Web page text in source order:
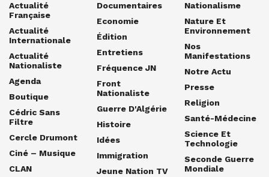
Actualité
Française
Actualité
Internationale
Actualité
Nationaliste
Agenda
Boutique
Cédric Sans
Filtre
Cercle Drumont
Ciné – Musique
CLAN
Documentaires
Economie
Édition
Entretiens
Fréquence JN
Front
Nationaliste
Guerre D'Algérie
Histoire
Idées
Immigration
Jeune Nation TV
Nationalisme
Nature Et
Environnement
Nos
Manifestations
Notre Actu
Presse
Religion
Santé-Médecine
Science Et
Technologie
Seconde Guerre
Mondiale